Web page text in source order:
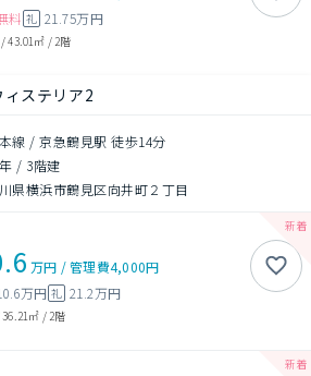
料 礼 21.75万円
43.01㎡ / 2階
ィステリア2
線 / 京急鶴見駅 徒歩14分
/ 3階建
県横浜市鶴見区向井町２丁目
万円 /管理費4,000円
万円 礼 21.2万円
36.21㎡ / 2階